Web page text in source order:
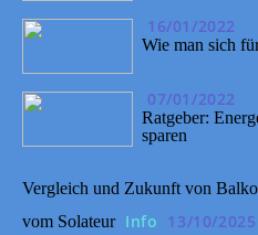
16/01/2022
Wie man sich
07/01/2022
Ratgeber:
sparen
Vergleich und Zukunft von
vom Solateur Info 13/10/2025